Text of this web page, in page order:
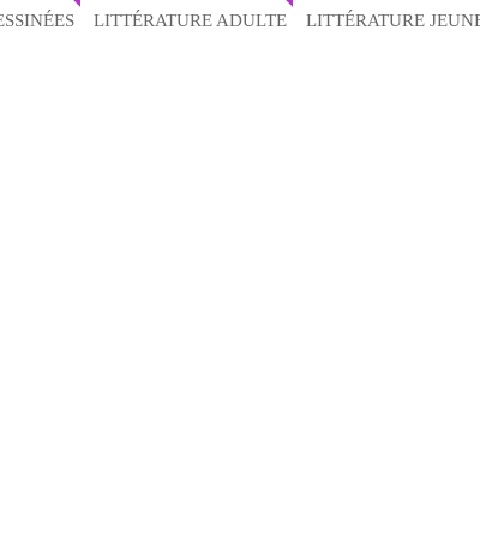
LITTÉRATURE ADULTE LITTÉRATURE